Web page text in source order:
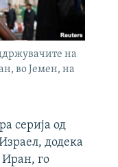
на
во Јемен, на
серија од
додека
Иран, го